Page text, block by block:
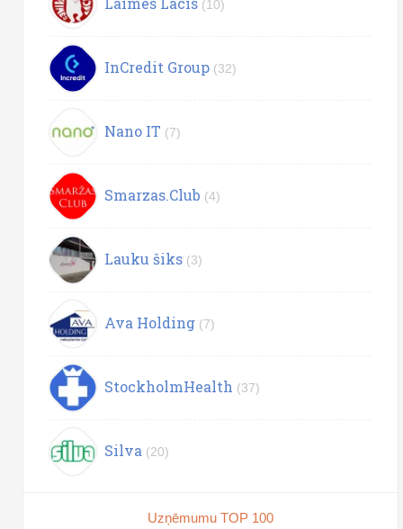
(10)
InCredit Group (32)
Nano IT (7)
Smarzas.Club (4)
Lauku šiks (3)
Ava Holding (7)
StockholmHealth (37)
Silva (20)
Uzņēmumu TOP 100